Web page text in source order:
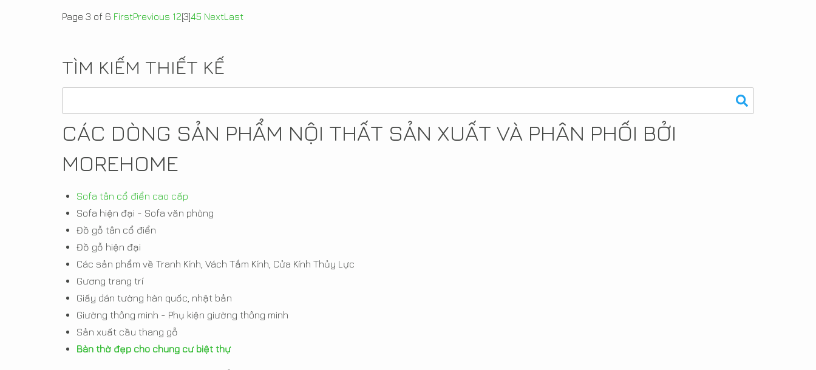
Page 3 of 6 FirstPrevious 12[3]45 NextLast
TÌM KIẾM THIẾT KẾ
CÁC DÒNG SẢN PHẨM NỘI THẤT SẢN XUẤT VÀ PHÂN PHỐI BỞI
MOREHOME
Sofa tân cổ điển cao cấp
Sofa hiện đại - Sofa văn phòng
Đồ gỗ tân cổ điển
Đồ gỗ hiện đại
Các sản phẩm về Tranh Kính, Vách Tắm Kính, Cửa Kính Thủy Lực
Gương trang trí
Giấy dán tường hàn quốc, nhật bản
Giường thông minh - Phụ kiện giường thông minh
Sản xuất cầu thang gỗ
Bàn thờ đẹp cho chung cư biệt thự